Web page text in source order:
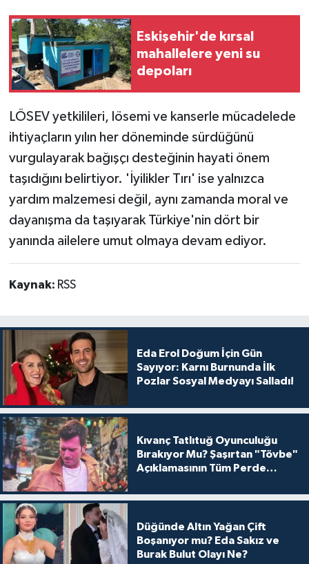
Eskişehir'de kırsal
mahallelere yeni su
depoları
LÖSEV yetkilileri, lösemi ve kanserle mücadelede
ihtiyaçların yılın her döneminde sürdüğünü
vurgulayarak bağışçı desteğinin hayati önem
taşıdığını belirtiyor. 'İyilikler Tırı' ise yalnızca
yardım malzemesi değil, aynı zamanda moral ve
dayanışma da taşıyarak Türkiye'nin dört bir
yanında ailelere umut olmaya devam ediyor.
Kaynak: RSS
Eda Erol Doğum İçin Gün
Sayıyor: Karnı Burnunda İlk
Pozlar Sosyal Medyayı Salladı!
Kıvanç Tatlıtuğ Oyunculuğu
Bırakıyor Mu? Şaşırtan "Tövbe"
Açıklamasının Tüm Perde
Düğünde Altın Yağan Çift
Boşanıyor mu? Eda Sakız ve
Burak Bulut Olayı Ne?